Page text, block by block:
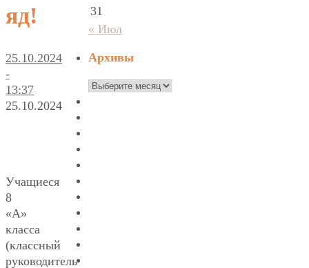
яд!
25.10.2024
-
13:37
25.10.2024
Учащиеся
8
«А»
класса
(классный
руководитель
31
« Июл
Архивы
Архивы